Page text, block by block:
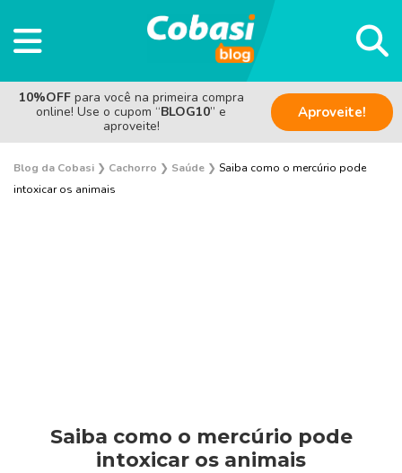
10%OFF para você na primeira compra
online! Use o cupom “BLOG10” e
aproveite!
Aproveite!
Blog da Cobasi ❯ Cachorro ❯ Saúde ❯ Saiba como o mercúrio pode
intoxicar os animais
Alimentação
Saiba como o mercúrio pode
intoxicar os animais